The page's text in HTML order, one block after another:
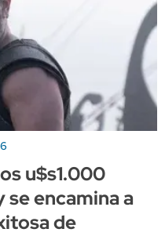
u$s1.000
se encamina a
de